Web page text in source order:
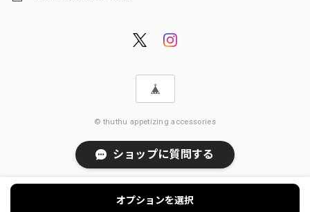
© thuthu appetizing accessories
オプションを選択
ショップに質問する